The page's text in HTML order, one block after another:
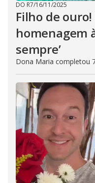
DO R7/16/11/2025
Filho de
homenagem
sempre’
Dona Maria completou